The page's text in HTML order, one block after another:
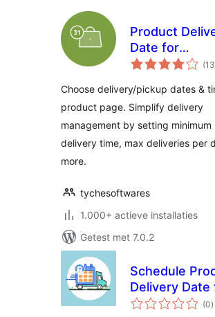
Product
Date for
(13
Choose delivery/pickup dates &
product page. Simplify delivery
management by setting minimum
delivery time, max deliveries per
more.
tychesoftwares
1.000+ actieve installaties
Getest met 7.0.2
Schedule
Delivery Date
WooCommerce
(0)